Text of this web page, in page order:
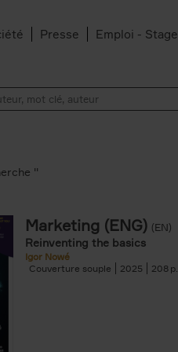
Presse Emploi - Stage
''
Marketing (ENG) (EN)
Reinventing the basics
Igor Nowé
Couverture souple
2025 208